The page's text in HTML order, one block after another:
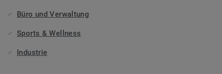
Büro und Verwaltung
Sports & Wellness
Industrie